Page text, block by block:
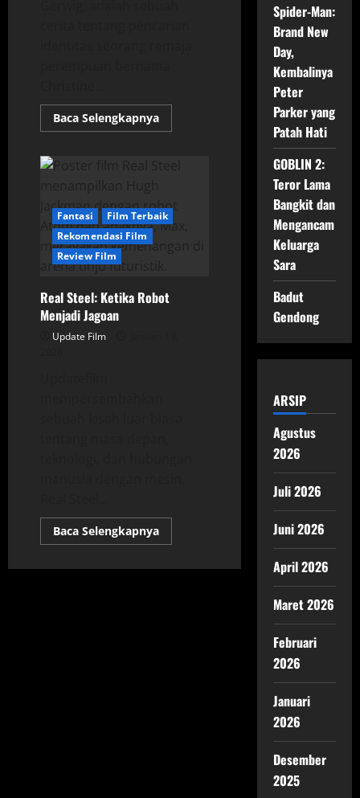
Baca SelengkapnyaRead
more
Pencarian
Jati
Diri
Fantasi
Film Terbaik
Rekomendasi Film
Review Film
Real Steel: Ketika Robot
Menjadi Jagoan
Update Film
Baca SelengkapnyaRead
more
Spider-Man:
Brand New
Day,
Kembalinya
Peter
Parker yang
Patah Hati
GOBLIN 2:
Teror Lama
Bangkit dan
Mengancam
Keluarga
Sara
Badut
Gendong
ARSIP
Agustus
2026
Juli 2026
Juni 2026
April 2026
Maret 2026
Februari
2026
Januari
2026
Desember
2025